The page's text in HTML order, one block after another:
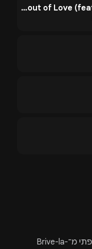
In and out of Love (feat. Sharon den Adel)
״Rivo״ הוא דיג׳יי ומפיק מוזיקלי צרפתי מ־Brive-la-